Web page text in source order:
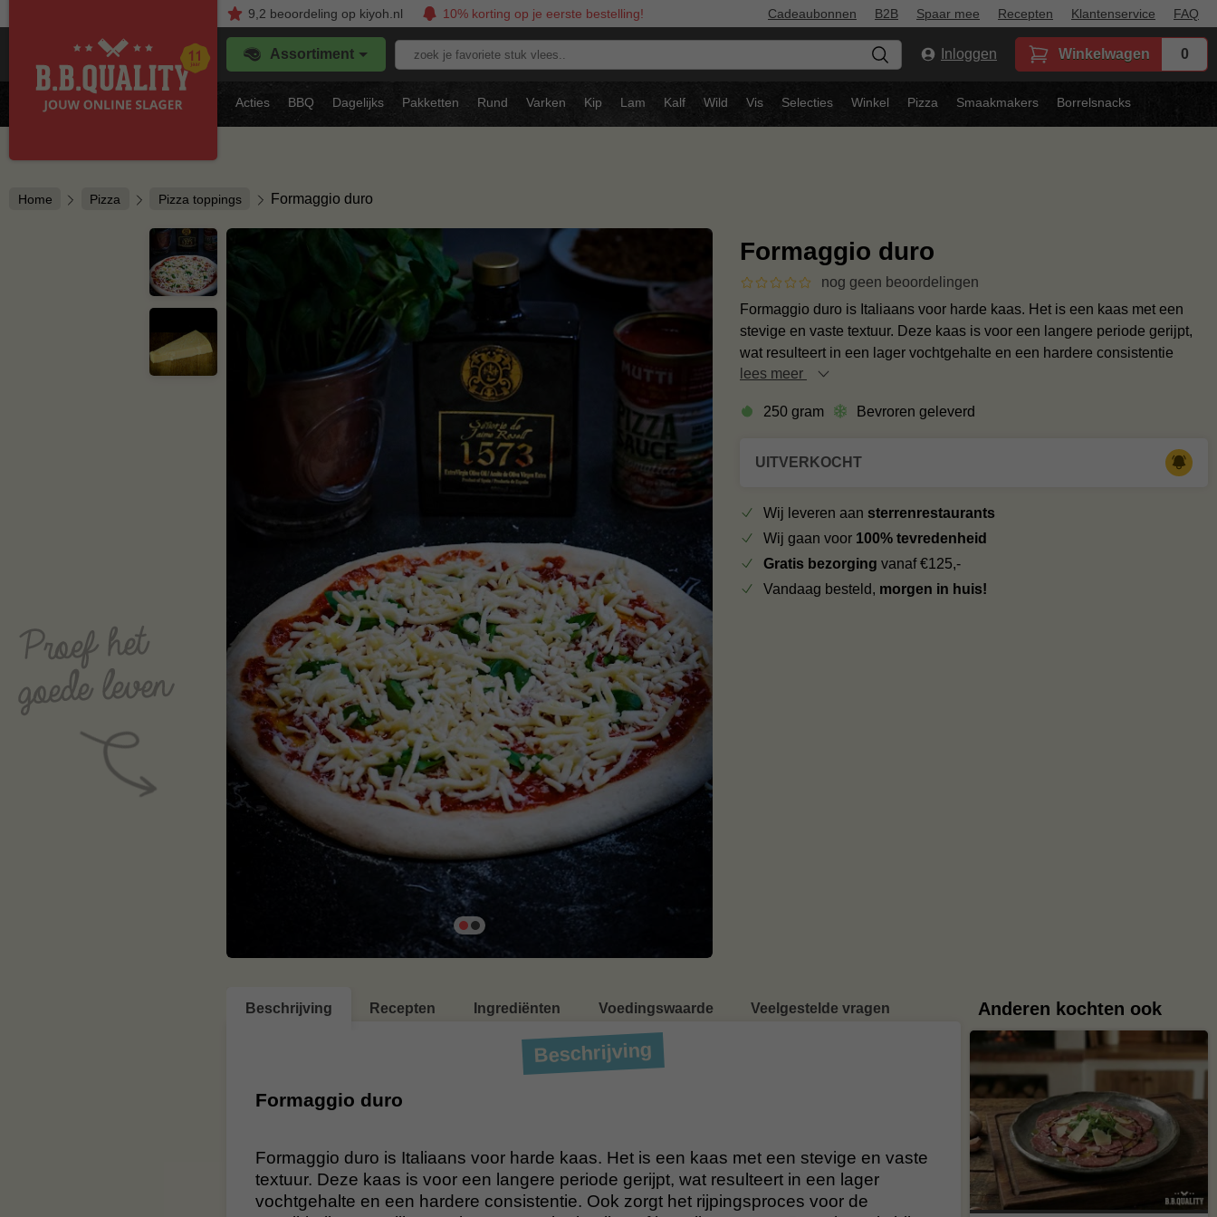
9,2 beoordelingop kiyoh.nl 10% korting op je eerste bestelling! Cadeaubonnen B2B Spaar mee Recepten Klantenservice FAQ
Assortiment
Zoek
stuk
vlees..
Inloggen Winkelwagen 0
Acties BBQ Dagelijks Pakketten Rund Varken Kip Lam Kalf Wild Vis Selecties Winkel Pizza Smaakmakers Borrelsnacks
Home Pizza Pizza toppings Formaggio duro
Formaggio duro
nog geen beoordelingen
Formaggio duro is Italiaans voor harde kaas. Het is een kaas met een
stevige en vaste textuur. Deze kaas is voor een langere periode gerijpt,
wat resulteert in een lager vochtgehalte en een hardere consistentie
lees meer
250 gram Bevroren geleverd
UITVERKOCHT
Wij leveren aan sterrenrestaurants
Wij gaan voor 100% tevredenheid
Gratis bezorging vanaf €125,-
Vandaag besteld, morgen in huis!
Beschrijving Recepten Ingrediënten Voedingswaarde Veelgestelde vragen
Beschrijving
Formaggio duro
Formaggio duro is Italiaans voor harde kaas. Het is een kaas met een stevige en vaste
textuur. Deze kaas is voor een langere periode gerijpt, wat resulteert in een lager
vochtgehalte en een hardere consistentie. Ook zorgt het rijpingsproces voor de
Anderen kochten ook